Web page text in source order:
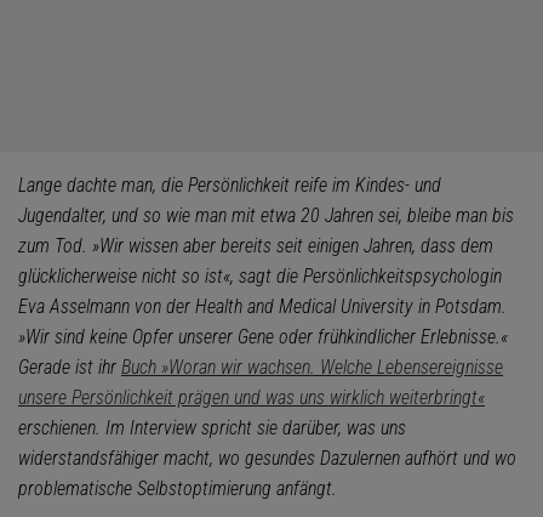
Lange dachte man, die Persönlichkeit reife im Kindes- und
Jugendalter, und so wie man mit etwa 20 Jahren sei, bleibe man bis
zum Tod. »Wir wissen aber bereits seit einigen Jahren, dass dem
glücklicherweise nicht so ist«, sagt die Persönlichkeitspsychologin
Eva Asselmann von der Health and Medical University in Potsdam.
»Wir sind keine Opfer unserer Gene oder frühkindlicher Erlebnisse.«
Gerade ist ihr Buch »Woran wir wachsen. Welche Lebensereignisse
unsere Persönlichkeit prägen und was uns wirklich weiterbringt«
erschienen. Im Interview spricht sie darüber, was uns
widerstandsfähiger macht, wo gesundes Dazulernen aufhört und wo
problematische Selbstoptimierung anfängt.